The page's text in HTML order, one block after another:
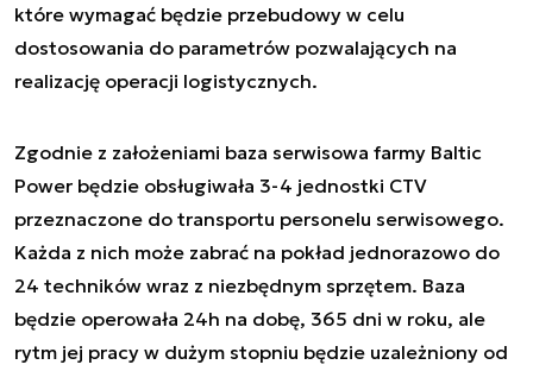
które wymagać będzie przebudowy w celu
dostosowania do parametrów pozwalających na
realizację operacji logistycznych.
Zgodnie z założeniami baza serwisowa farmy Baltic
Power będzie obsługiwała 3-4 jednostki CTV
przeznaczone do transportu personelu serwisowego.
Każda z nich może zabrać na pokład jednorazowo do
24 techników wraz z niezbędnym sprzętem. Baza
będzie operowała 24h na dobę, 365 dni w roku, ale
rytm jej pracy w dużym stopniu będzie uzależniony od